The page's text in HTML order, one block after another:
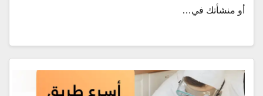
أو منشأتك في…